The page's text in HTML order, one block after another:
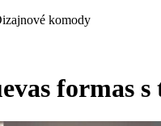
komody
formas